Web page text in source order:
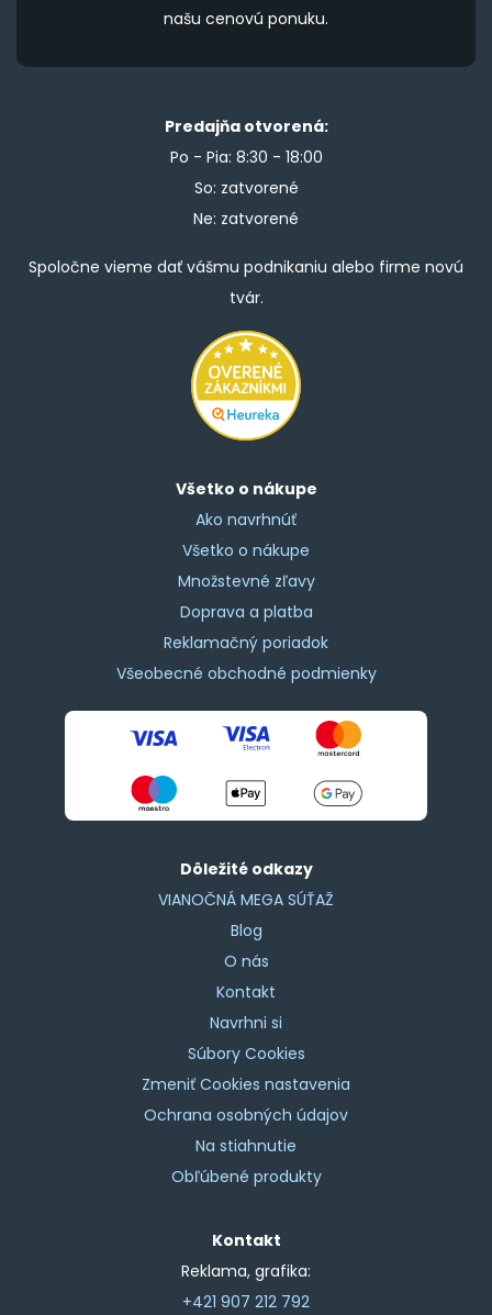
našu cenovú ponuku.
Predajňa otvorená:
Po - Pia: 8:30 - 18:00
So: zatvorené
Ne: zatvorené
Spoločne vieme dať vášmu podnikaniu alebo firme novú
tvár.
Všetko o nákupe
Ako navrhnúť
Všetko o nákupe
Množstevné zľavy
Doprava a platba
Reklamačný poriadok
Všeobecné obchodné podmienky
Dôležité odkazy
VIANOČNÁ MEGA SÚŤAŽ
Blog
O nás
Kontakt
Navrhni si
Súbory Cookies
Zmeniť Cookies nastavenia
Ochrana osobných údajov
Na stiahnutie
Obľúbené produkty
Kontakt
Reklama, grafika:
+421 907 212 792